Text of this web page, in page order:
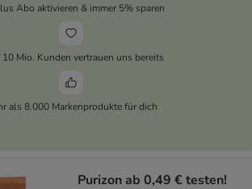
Abo aktivieren & immer 5% sparen
10 Mio. Kunden vertrauen uns bereits
als 8.000 Markenprodukte für dich
Purizon ab 0,49 € testen!